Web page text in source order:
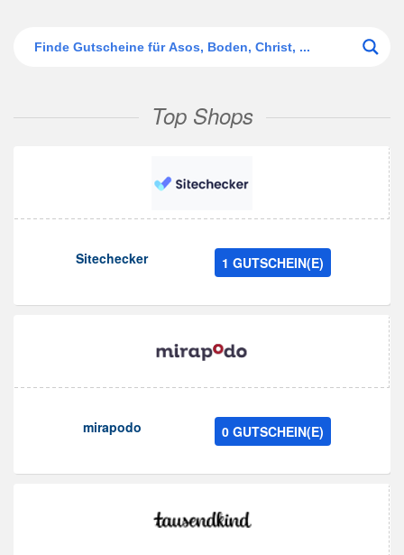
Top Shops
Sitechecker 1 GUTSCHEIN(E)
mirapodo 0 GUTSCHEIN(E)